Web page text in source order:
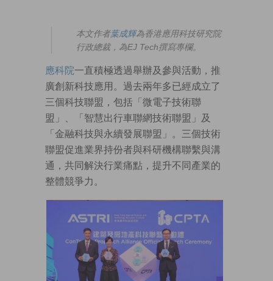
本文作者葉成輝為香港應用科技研究院
行政總裁，為EJ Tech撰寫專欄。
應科院一直積極透過舉辦及參與活動，推
廣創新科技應用。過去兩年多已經成立了
三個科技聯盟，包括「微電子技術聯
盟」、「智慧出行車聯網技術聯盟」及
「金融科技與永續發展聯盟」。三個技術
聯盟促進業界持份者與科研機構聯繫與溝
通，共同解決行業痛點，提升不同產業的
整體競爭力。